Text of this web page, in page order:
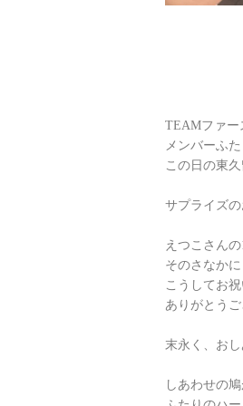
TEAMファー
メンバーふ
この日の東
サプライズ
えつこさん
そのさなかに
こうしてお
ありがとう
末永く、おし
しあわせの